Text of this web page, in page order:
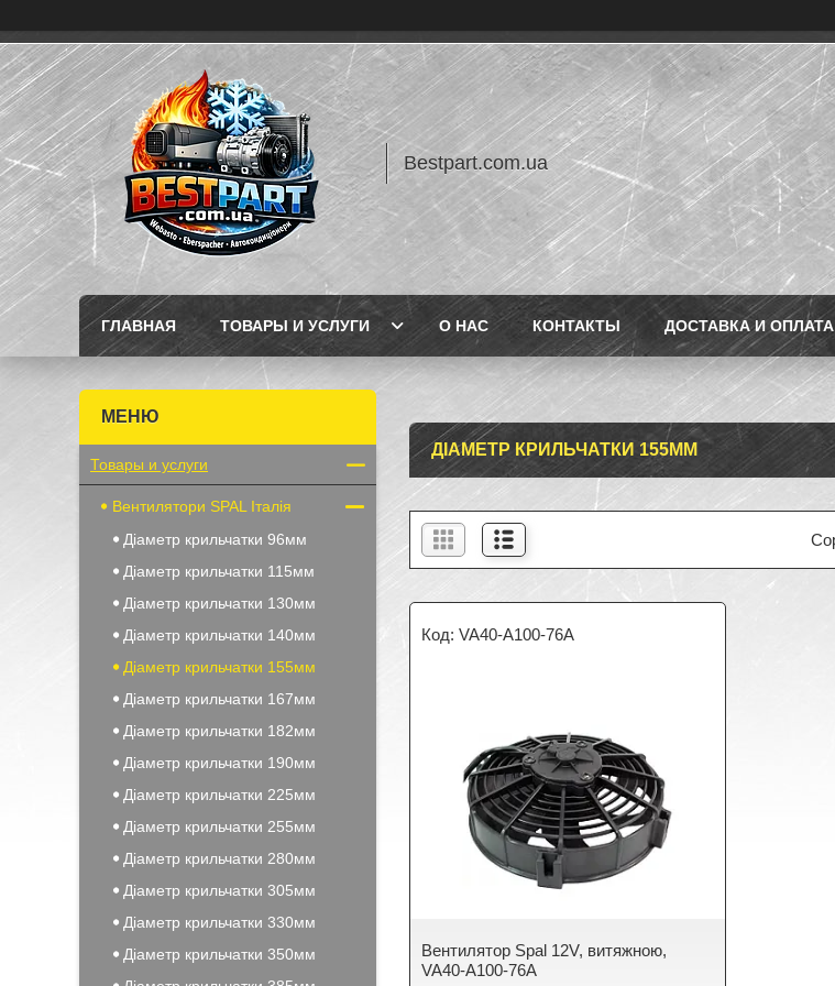
Bestpart.com.ua
ГЛАВНАЯ ТОВАРЫ И УСЛУГИ О НАС КОНТАКТЫ ДОСТАВКА И ОПЛАТА
ДІАМЕТР КРИЛЬЧАТКИ 155ММ
VA40-A100-76A
Вентилятор Spal 12V, витяжною,
VA40-A100-76A
Товары и услуги
Вентилятори SPAL Італія
Діаметр крильчатки 96мм
Діаметр крильчатки 115мм
Діаметр крильчатки 130мм
Діаметр крильчатки 140мм
Діаметр крильчатки 155мм
Діаметр крильчатки 167мм
Діаметр крильчатки 182мм
Діаметр крильчатки 190мм
Діаметр крильчатки 225мм
Діаметр крильчатки 255мм
Діаметр крильчатки 280мм
Діаметр крильчатки 305мм
Діаметр крильчатки 330мм
Діаметр крильчатки 350мм